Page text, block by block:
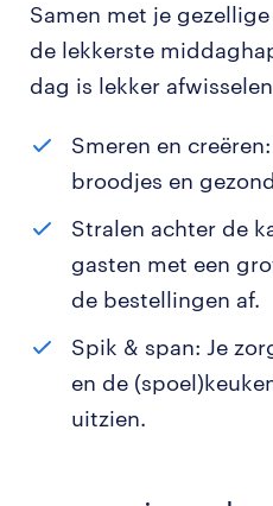
Samen met je
de lekkerste
dag is lekker
Smeren en
broodjes en
Stralen achter de
gasten met een
de bestellingen af.
Spik & span: Je
en de
uitzien.